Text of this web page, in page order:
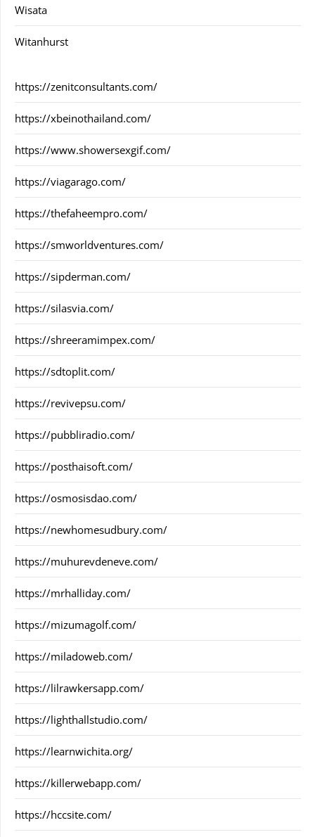
Wisata
Witanhurst
https://zenitconsultants.com/
https://xbeinothailand.com/
https://www.showersexgif.com/
https://viagarago.com/
https://thefaheempro.com/
https://smworldventures.com/
https://sipderman.com/
https://silasvia.com/
https://shreeramimpex.com/
https://sdtoplit.com/
https://revivepsu.com/
https://pubbliradio.com/
https://posthaisoft.com/
https://osmosisdao.com/
https://newhomesudbury.com/
https://muhurevdeneve.com/
https://mrhalliday.com/
https://mizumagolf.com/
https://miladoweb.com/
https://lilrawkersapp.com/
https://lighthallstudio.com/
https://learnwichita.org/
https://killerwebapp.com/
https://hccsite.com/